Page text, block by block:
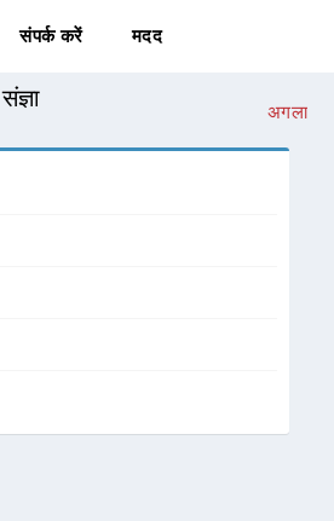
संपर्क करें मदद
संज्ञा
अगला